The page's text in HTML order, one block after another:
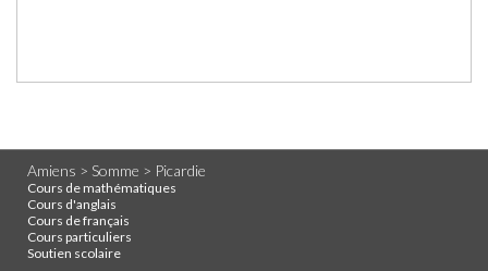
Amiens > Somme > Picardie
Cours de mathématiques
Cours d'anglais
Cours de français
Cours particuliers
Soutien scolaire